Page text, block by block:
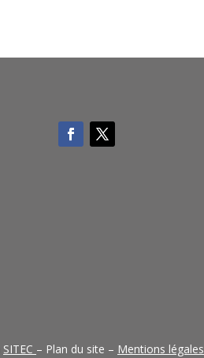
SITEC – Plan du site – Mentions légales